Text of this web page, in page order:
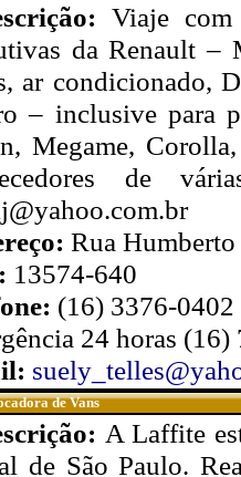
Viaje
da Renault –
ar condicionado,
– inclusive para
Megame,
de
Rua
13574-640
(16) 3376-
24 horas
de Vans
A Laffite
de São Paulo.